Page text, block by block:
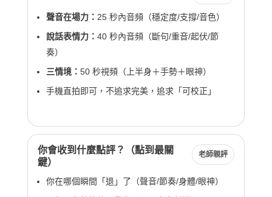
聲音在場力： 25 秒內音頻（穩定度/支撐/音色）
說話表情力： 40 秒內音頻（斷句/重音/起伏/節
奏）
三情境： 50 秒視頻（上半身＋手勢＋眼神）
手機直拍即可，不追求完美，追求「可校正」
你會收到什麼點評？（點到最關
鍵）
老師親評
你在哪個瞬間「退」了（聲音/節奏/身體/眼神）